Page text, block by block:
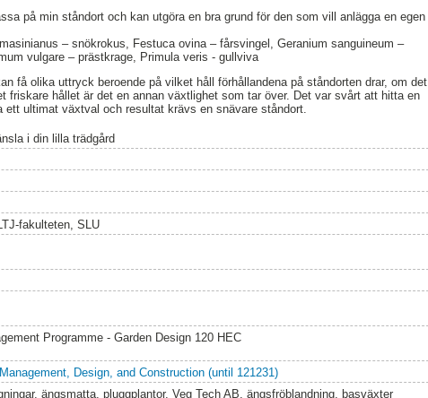
på min ståndort och kan utgöra en bra grund för den som vill anlägga en egen
– snökrokus, Festuca ovina – fårsvingel, Geranium sanguineum –
vulgare – prästkrage, Primula veris - gullviva
få olika uttryck beroende på vilket håll förhållandena på ståndorten drar, om det
friskare hållet är det en annan växtlighet som tar över. Det var svårt att hitta en
ultimat växtval och resultat krävs en snävare ståndort.
i din lilla trädgård
fakulteten, SLU
Programme - Garden Design 120 HEC
Design, and Construction (until 121231)
ängsmatta, pluggplantor, Veg Tech AB, ängsfröblandning, basväxter